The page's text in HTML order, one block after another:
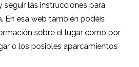
seguir las instrucciones para
En esa web también podéis
sobre el lugar como por
o los posibles aparcamientos